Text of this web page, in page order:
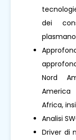
dei
Nord
America
Africa,
Analisi
Driver di